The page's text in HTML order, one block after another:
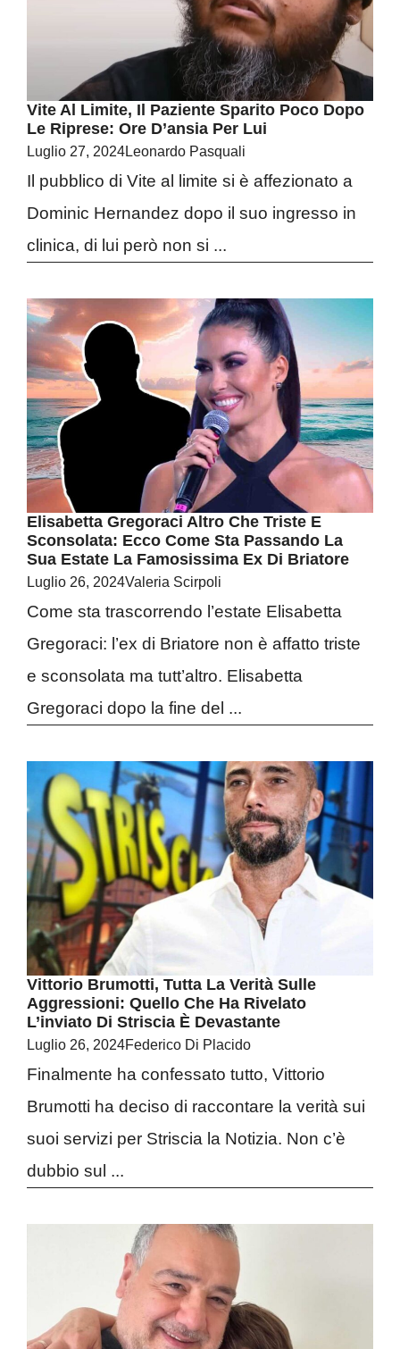
Vite Al Limite, Il Paziente Sparito Poco Dopo
Le Riprese: Ore D’ansia Per Lui
Luglio 27, 2024Leonardo Pasquali
Il pubblico di Vite al limite si è affezionato a
Dominic Hernandez dopo il suo ingresso in
clinica, di lui però non si ...
Elisabetta Gregoraci Altro Che Triste E
Sconsolata: Ecco Come Sta Passando La
Sua Estate La Famosissima Ex Di Briatore
Luglio 26, 2024Valeria Scirpoli
Come sta trascorrendo l’estate Elisabetta
Gregoraci: l’ex di Briatore non è affatto triste
e sconsolata ma tutt’altro. Elisabetta
Gregoraci dopo la fine del ...
Vittorio Brumotti, Tutta La Verità Sulle
Aggressioni: Quello Che Ha Rivelato
L’inviato Di Striscia È Devastante
Luglio 26, 2024Federico Di Placido
Finalmente ha confessato tutto, Vittorio
Brumotti ha deciso di raccontare la verità sui
suoi servizi per Striscia la Notizia. Non c’è
dubbio sul ...